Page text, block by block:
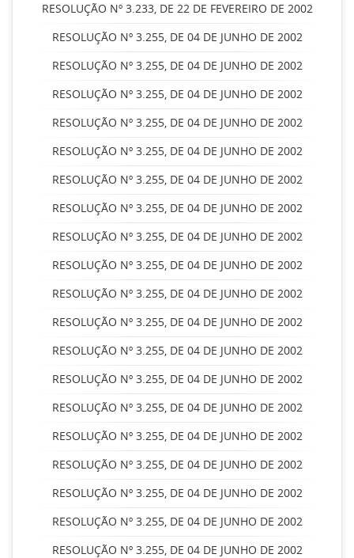
RESOLUÇÃO Nº 3.233, DE 22 DE FEVEREIRO DE 2002
RESOLUÇÃO Nº 3.255, DE 04 DE JUNHO DE 2002
RESOLUÇÃO Nº 3.255, DE 04 DE JUNHO DE 2002
RESOLUÇÃO Nº 3.255, DE 04 DE JUNHO DE 2002
RESOLUÇÃO Nº 3.255, DE 04 DE JUNHO DE 2002
RESOLUÇÃO Nº 3.255, DE 04 DE JUNHO DE 2002
RESOLUÇÃO Nº 3.255, DE 04 DE JUNHO DE 2002
RESOLUÇÃO Nº 3.255, DE 04 DE JUNHO DE 2002
RESOLUÇÃO Nº 3.255, DE 04 DE JUNHO DE 2002
RESOLUÇÃO Nº 3.255, DE 04 DE JUNHO DE 2002
RESOLUÇÃO Nº 3.255, DE 04 DE JUNHO DE 2002
RESOLUÇÃO Nº 3.255, DE 04 DE JUNHO DE 2002
RESOLUÇÃO Nº 3.255, DE 04 DE JUNHO DE 2002
RESOLUÇÃO Nº 3.255, DE 04 DE JUNHO DE 2002
RESOLUÇÃO Nº 3.255, DE 04 DE JUNHO DE 2002
RESOLUÇÃO Nº 3.255, DE 04 DE JUNHO DE 2002
RESOLUÇÃO Nº 3.255, DE 04 DE JUNHO DE 2002
RESOLUÇÃO Nº 3.255, DE 04 DE JUNHO DE 2002
RESOLUÇÃO Nº 3.255, DE 04 DE JUNHO DE 2002
RESOLUÇÃO Nº 3.255, DE 04 DE JUNHO DE 2002